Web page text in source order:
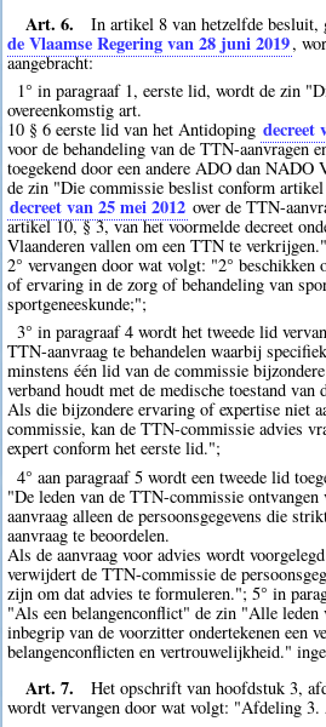
Art. 6. In artikel 8 van hetzelfde
de Vlaamse Regering van 28 juni 2019,
aangebracht:
1° in paragraaf 1, eerste lid, wordt de zin
overeenkomstig art.
10 § 6 eerste lid van het Antidoping decreet
voor de behandeling van de TTN-aanvragen
toegekend door een andere ADO dan NADO
de zin "Die commissie beslist conform
decreet van 25 mei 2012 over de TTN-
artikel 10, § 3, van het voormelde decreet
Vlaanderen vallen om een TTN te
2° vervangen door wat volgt: "2° beschikken
of ervaring in de zorg of behandeling van
sportgeneeskunde;";
3° in paragraaf 4 wordt het tweede lid
TTN-aanvraag te behandelen waarbij
minstens één lid van de commissie
verband houdt met de medische toestand van
Als die bijzondere ervaring of expertise niet
commissie, kan de TTN-commissie advies
expert conform het eerste lid.";
4° aan paragraaf 5 wordt een tweede lid
"De leden van de TTN-commissie ontvangen
aanvraag alleen de persoonsgegevens die
aanvraag te beoordelen.
Als de aanvraag voor advies wordt
verwijdert de TTN-commissie de
zijn om dat advies te formuleren."; 5° in
"Als een belangenconflict" de zin "Alle
inbegrip van de voorzitter ondertekenen een
belangenconflicten en vertrouwelijkheid."
Art. 7.
Het opschrift van hoofdstuk 3,
wordt vervangen door wat volgt: "Afdeling 3.